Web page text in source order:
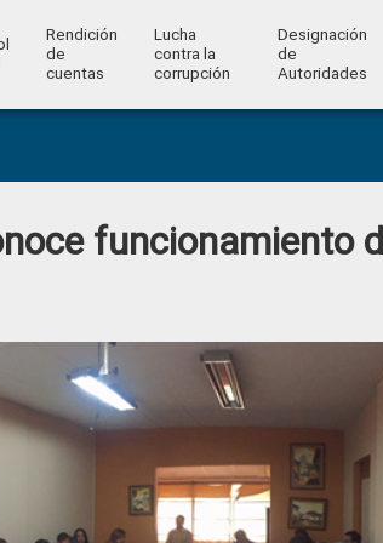
Rendición
de
cuentas
Lucha
contra la
corrupción
Designación
de
Autoridades
funcionamiento